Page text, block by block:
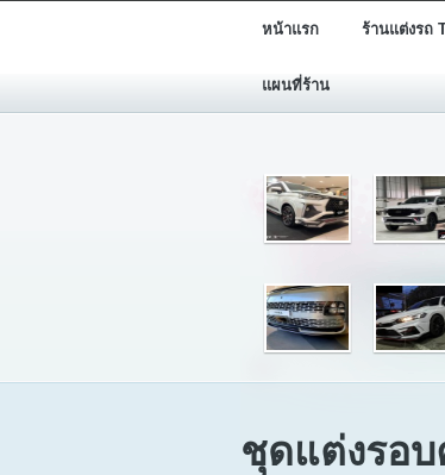
หน้าแรก ร้านแต่งรถ
แผนที่ร้าน
ชุดแต่งรอ